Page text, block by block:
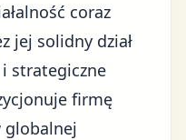
coraz
jej solidny dział
strategiczne
firmę
globalnej